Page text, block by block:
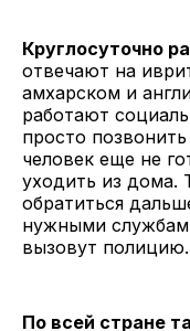
Круглосуточно
отвечают на
амхарском и
работают
просто
человек еще не
уходить из дома.
обратиться
нужными
вызовут полицию.
По всей стране